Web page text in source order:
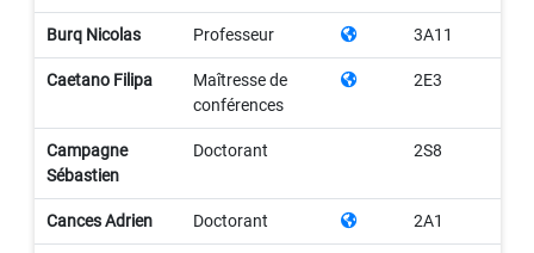
Burq Nicolas Professeur 3A11
Caetano Filipa
Maîtresse de
conférences
2E3
Campagne
Sébastien
Doctorant 2S8
Cances Adrien Doctorant 2A1